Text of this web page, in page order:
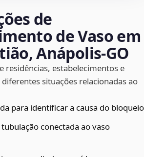
de
de Vaso em
Anápolis‑GO
residências, estabelecimentos e
situações relacionadas ao
para identificar a causa do bloqueio
conectada ao vaso